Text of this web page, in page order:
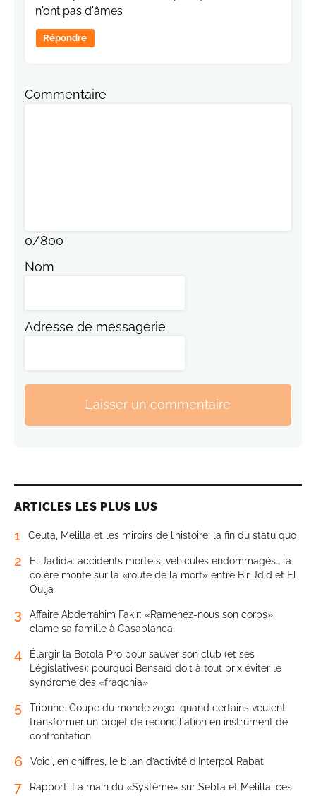
n'ont pas d'âmes
Répondre
Commentaire
0/800
Nom
Adresse de messagerie
Laisser un commentaire
ARTICLES LES PLUS LUS
1 Ceuta, Melilla et les miroirs de l’histoire: la fin du statu quo
2
El Jadida: accidents mortels, véhicules endommagés… la
colère monte sur la «route de la mort» entre Bir Jdid et El
Oulja
3
Affaire Abderrahim Fakir: «Ramenez-nous son corps»,
clame sa famille à Casablanca
4
Élargir la Botola Pro pour sauver son club (et ses
Législatives): pourquoi Bensaïd doit à tout prix éviter le
syndrome des «fraqchia»
5
Tribune. Coupe du monde 2030: quand certains veulent
transformer un projet de réconciliation en instrument de
confrontation
6 Voici, en chiffres, le bilan d’activité d’Interpol Rabat
7
Rapport. La main du «Système» sur Sebta et Melilla: ces